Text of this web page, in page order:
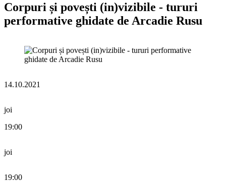
Corpuri și povești (in)vizibile - tururi
performative ghidate de Arcadie Rusu
14.10.2021
joi
19:00
joi
19:00